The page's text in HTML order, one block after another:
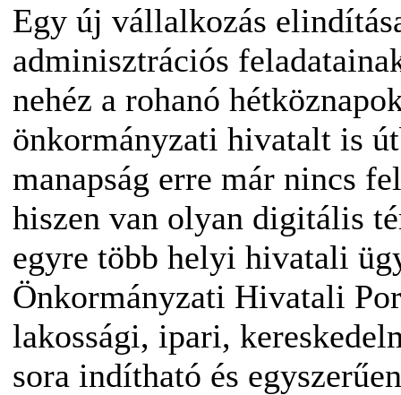
Egy új vállalkozás
adminisztrációs
nehéz a rohanó
önkormányzati hivatalt is
manapság erre már nincs
hiszen van olyan digitális
egyre több helyi hivatali
Önkormányzati Hivatali
lakossági, ipari,
sora indítható és